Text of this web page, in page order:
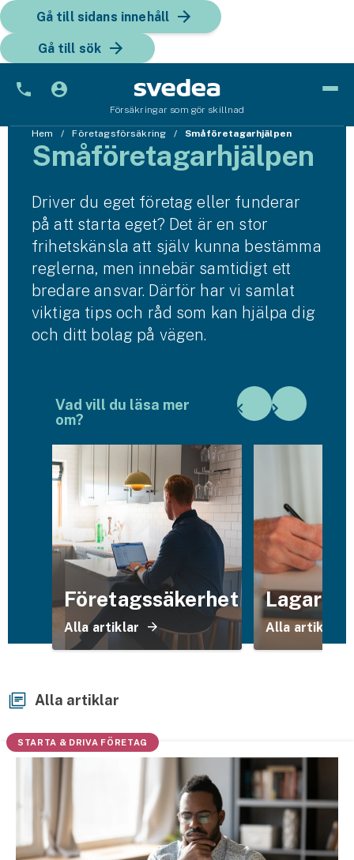
Gå till sidans innehåll
Gå till sök
Försäkringar som gör skillnad
Bil
Bilförsäkring för företag
Fordon
Snöskoterförsäkring
ATV-försäkring
Släpvagnsförsäkring
Motorcykel
Mc-försäkring
Märkesförsäkringar
Båtförsäkring
Märkesförsäkringar
Vattenskoterförsäkring
Jakthundsförsäkring
Djurförsäkring
Hem & hus
Hem Företagsförsäkring Småföretagarhjälpen
Småföretagar­hjälpen
Driver du eget företag eller funderar
på att starta eget? Det är en stor
frihetskänsla att själv kunna bestämma
reglerna, men innebär samtidigt ett
bredare ansvar. Därför har vi samlat
viktiga tips och råd som kan hjälpa dig
och ditt bolag på vägen.
Vad vill du läsa mer
om?
Företagssäkerhet
Alla artiklar
Lagar &
Alla artiklar
Alla artiklar
STARTA & DRIVA FÖRETAG